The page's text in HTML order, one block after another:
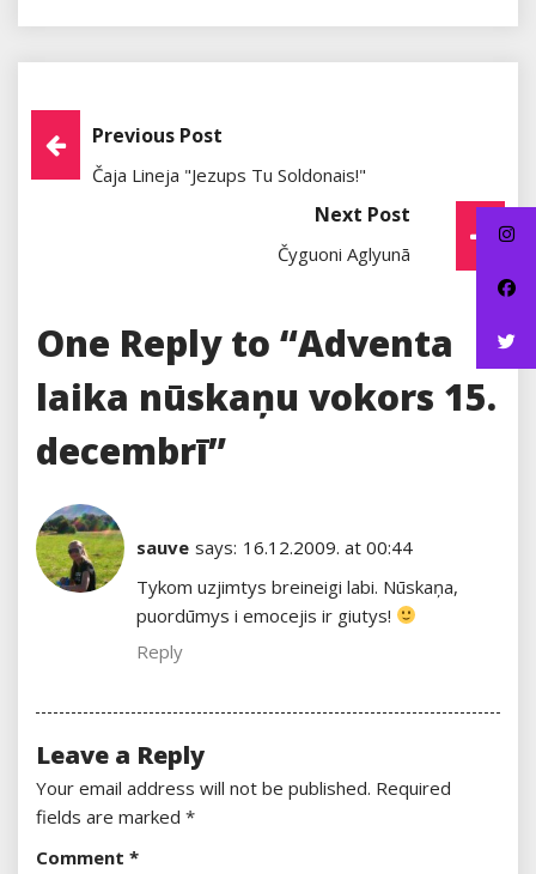
Post
Navigation
Previous Post
Čaja Lineja "Jezups Tu Soldonais!"
Next Post
Čyguoni Aglyunā
One Reply to “Adventa
laika nūskaņu vokors 15.
decembrī”
sauve says: 16.12.2009. at 00:44
Tykom uzjimtys breineigi labi. Nūskaņa,
puordūmys i emocejis ir giutys!
Reply
Leave a Reply
Your email address will not be published. Required
fields are marked *
Comment *